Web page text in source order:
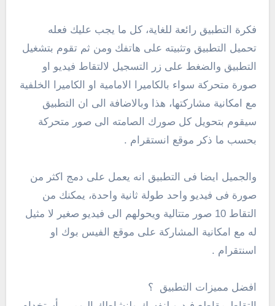
فكرة التطبيق رائعة للغاية، كل ما يجب عليك فعله
تحميل التطبيق وتثبيته على هاتفك ومن ثم تقوم بتشغيل
التطبيق والضغط على زر التسجيل لالتقاط فيديو او
صورة متحركة سواء بالكاميرا الامامية او الكاميرا الخلفية
مع امكانية مشاركتها، هذا وبالاضافة الى ان التطبيق
سيقوم بتحويل كل صورك الصامته الى صور متحركة
بحسب ما ذكر موقع انستقرام .
والجميل ايضا فى التطبيق انه يعمل على دمج اكثر من
صورة فى فيديو واحد طولة ثانية واحدة، يمكنك من
التقاط 10 صور متتالية ويحولهم الى فيديو صغير لا مثيل
له مع امكانية المشاركة على موقع الفيس بوك او
اسنتقرام .
افضل مميزات التطبيق ؟